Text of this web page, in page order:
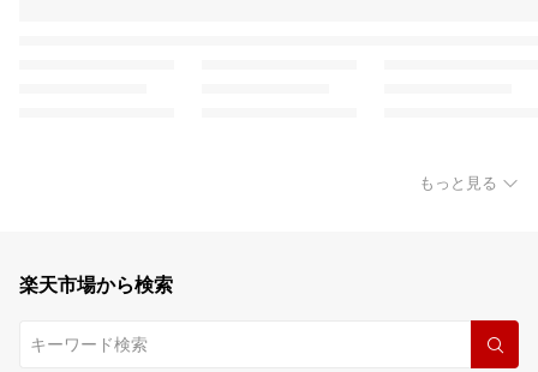
もっと見る
楽天市場から検索